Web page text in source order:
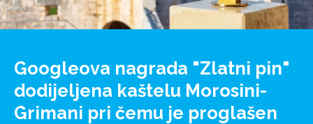
Googleova nagrada "Zlatni pin"
dodijeljena kaštelu Morosini-
Grimani pri čemu je proglašen